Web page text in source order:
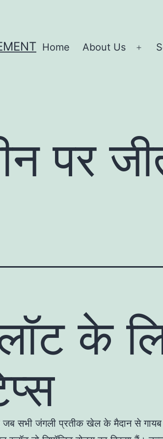
Home About Us
Open
पर
के
जब सभी जंगली प्रतीक खेल के मैदान से गायब